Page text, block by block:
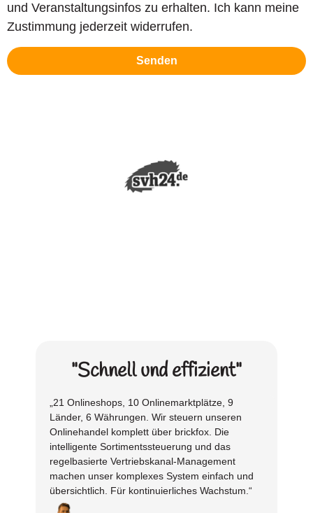
und Veranstaltungsinfos zu erhalten. Ich kann meine
Zustimmung jederzeit widerrufen.
Senden
"Schnell und effizient"
„21 Onlineshops, 10 Onlinemarktplätze, 9
Länder, 6 Währungen. Wir steuern unseren
Onlinehandel komplett über brickfox. Die
intelligente Sortimentssteuerung und das
regelbasierte Vertriebskanal-Management
machen unser komplexes System einfach und
übersichtlich. Für kontinuierliches Wachstum.“